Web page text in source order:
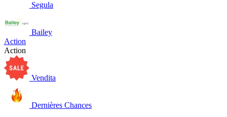
Segula
Bailey
Action
Action
Vendita
Dernières Chances